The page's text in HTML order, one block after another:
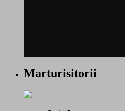
Marturisitorii